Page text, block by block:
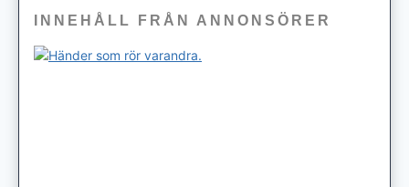
INNEHÅLL FRÅN ANNONSÖRER